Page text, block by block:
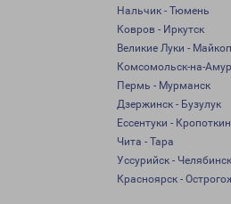
Нальчик - Тюмень
Ковров - Иркутск
Великие Луки - Майкоп
Комсомольск-на-
Пермь - Мурманск
Дзержинск - Бузулук
Ессентуки - Кропоткин
Чита - Тара
Уссурийск - Челябинск
Красноярск -